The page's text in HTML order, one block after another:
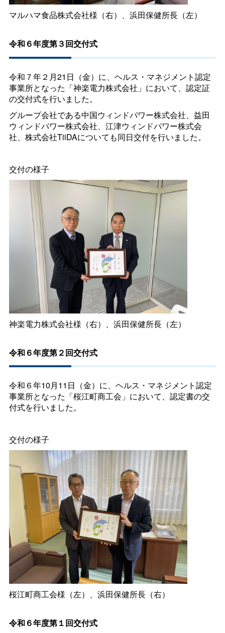
マルハマ食品株式会社様（右）、浜田保健所長（左）
令和６年度第３回交付式
令和７年２月21日（金）に、ヘルス・マネジメント認定
事業所となった「神楽電力株式会社」において、認定証
の交付式を行いました。
グループ会社である中国ウィンドパワー株式会社、益田
ウィンドパワー株式会社、江津ウィンドパワー株式会
社、株式会社TiiDAについても同日交付を行いました。
交付の様子
神楽電力株式会社様（右）、浜田保健所長（左）
令和６年度第２回交付式
令和６年10月11日（金）に、ヘルス・マネジメント認定
事業所となった「桜江町商工会」において、認定書の交
付式を行いました。
交付の様子
桜江町商工会様（左）、浜田保健所長（右）
令和６年度第１回交付式